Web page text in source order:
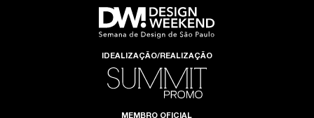
IDEALIZAÇÃO/REALIZAÇÃO
MEMBRO OFICIAL